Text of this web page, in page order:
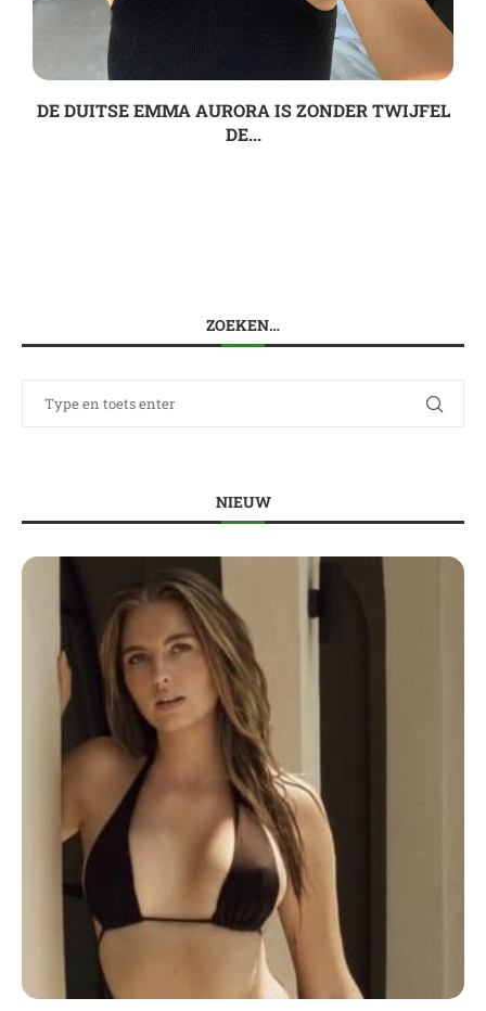
DE DUITSE EMMA AURORA IS ZONDER TWIJFEL
DE...
ZOEKEN…
NIEUW